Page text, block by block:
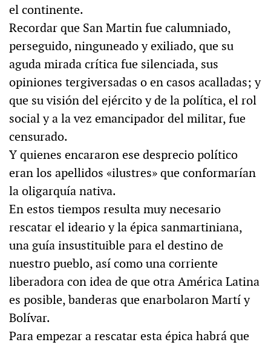
el continente.
Recordar que San Martin fue calumniado,
perseguido, ninguneado y exiliado, que su
aguda mirada crítica fue silenciada, sus
opiniones tergiversadas o en casos acalladas; y
que su visión del ejército y de la política, el rol
social y a la vez emancipador del militar, fue
censurado.
Y quienes encararon ese desprecio político
eran los apellidos «ilustres» que conformarían
la oligarquía nativa.
En estos tiempos resulta muy necesario
rescatar el ideario y la épica sanmartiniana,
una guía insustituible para el destino de
nuestro pueblo, así como una corriente
liberadora con idea de que otra América Latina
es posible, banderas que enarbolaron Martí y
Bolívar.
Para empezar a rescatar esta épica habrá que